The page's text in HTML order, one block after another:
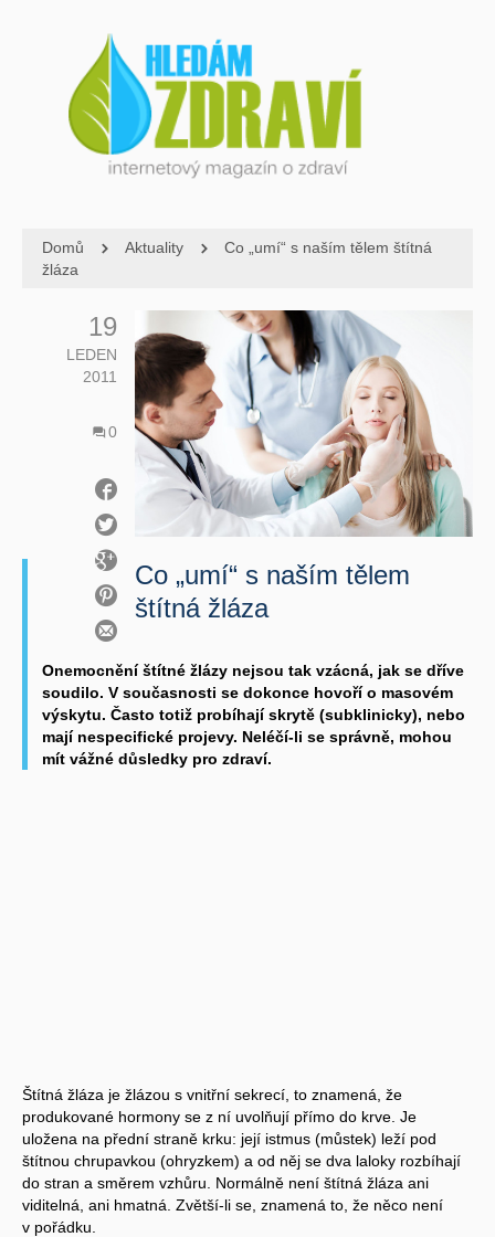
Domů Aktuality
Co „umí“ s naším tělem štítná
žláza
19
LEDEN
2011
0
Co „umí“ s naším tělem
štítná žláza
Onemocnění štítné žlázy nejsou tak vzácná, jak se dříve
soudilo. V současnosti se dokonce hovoří o masovém
výskytu. Často totiž probíhají skrytě (subklinicky), nebo
mají nespecifické projevy. Neléčí-li se správně, mohou
mít vážné důsledky pro zdraví.
Štítná žláza je žlázou s vnitřní sekrecí, to znamená, že
produkované hormony se z ní uvolňují přímo do krve. Je
uložena na přední straně krku: její istmus (můstek) leží pod
štítnou chrupavkou (ohryzkem) a od něj se dva laloky rozbíhají
do stran a směrem vzhůru. Normálně není štítná žláza ani
viditelná, ani hmatná. Zvětší-li se, znamená to, že něco není
v pořádku.